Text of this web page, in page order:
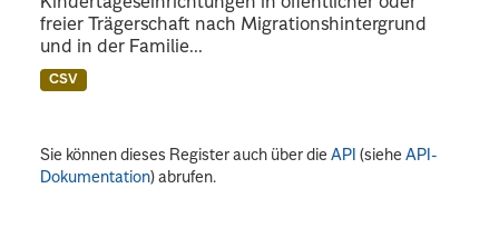
freier Trägerschaft nach Migrationshintergrund
und in der Familie...
CSV
Sie können dieses Register auch über dieAPI (sieheAPI-
Dokumentation) abrufen.